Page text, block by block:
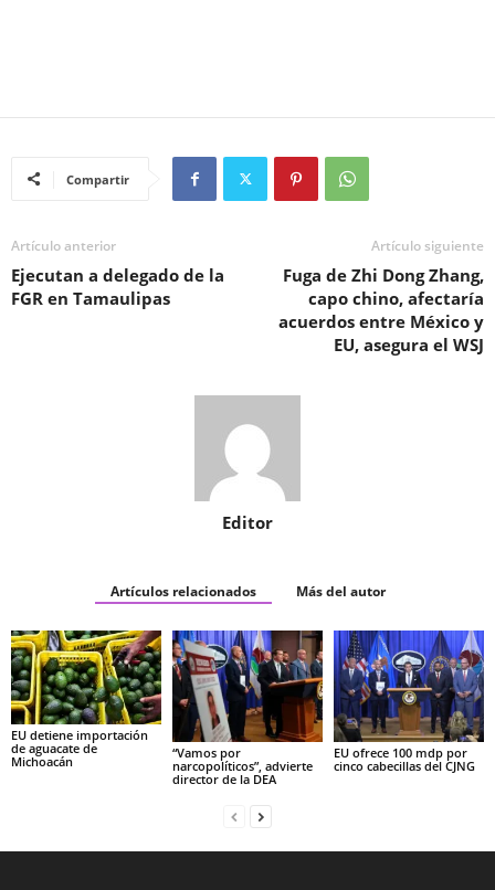
Compartir
Artículo anterior
Ejecutan a delegado de la
FGR en Tamaulipas
Artículo siguiente
Fuga de Zhi Dong Zhang,
capo chino, afectaría
acuerdos entre México y
EU, asegura el WSJ
Editor
Artículos relacionados Más del autor
EU detiene importación
de aguacate de
Michoacán
“Vamos por
narcopolíticos”, advierte
director de la DEA
EU ofrece 100 mdp por
cinco cabecillas del CJNG